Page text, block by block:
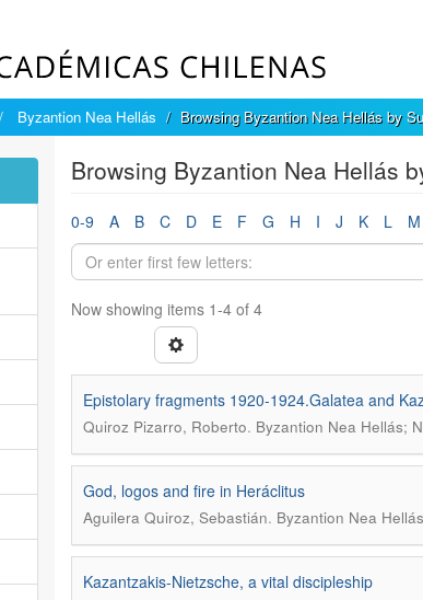
Byzantion Nea Hellás Browsing Byzantion Nea Hellás by
Browsing Byzantion Nea Hellás
0-9 A B C D E F G H I J K L M
Now showing items 1-4 of 4
Epistolary fragments 1920-1924.Galatea and
Quiroz Pizarro, Roberto. Byzantion Nea Hellás;
God, logos and fire in Heráclitus
Aguilera Quiroz, Sebastián. Byzantion Nea
Kazantzakis-Nietzsche, a vital discipleship